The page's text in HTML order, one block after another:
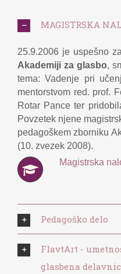
MAGISTRSKA
25.9.2006 je uspešno
Akademiji za glasbo,
tema: Vadenje pri
mentorstvom red. prof.
Rotar Pance ter
Povzetek njene
pedagoškem zborniku
(10. zvezek 2008).
Magistrska
Pedagoško delo
FlavtArt -
glasbena